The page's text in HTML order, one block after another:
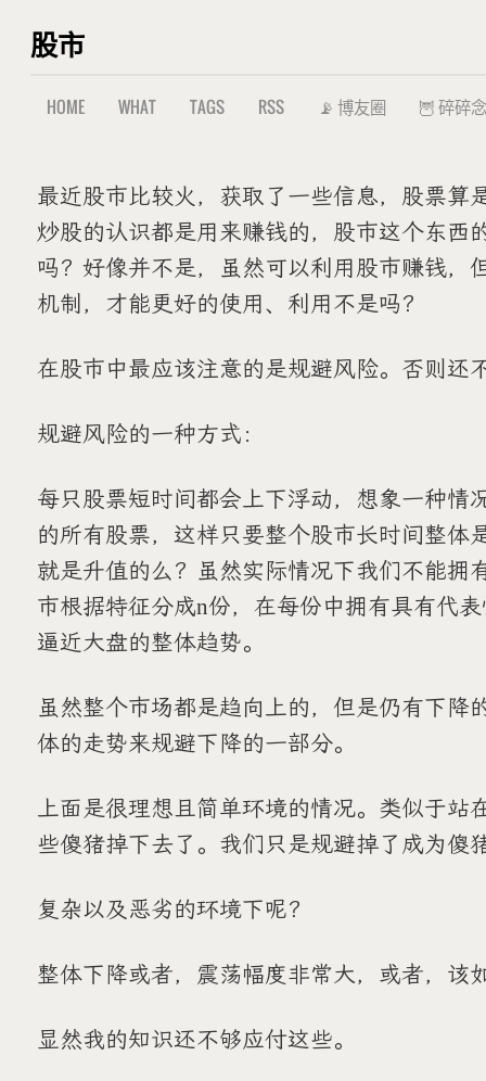
股市
HOME WHAT TAGS RSS 📡 博友圈 🦉 碎碎
最近股市比较火，获取了一些信息，股票算
炒股的认识都是用来赚钱的，股市这个东西
吗？好像并不是，虽然可以利用股市赚钱，
机制，才能更好的使用、利用不是吗？
在股市中最应该注意的是规避风险。否则还
规避风险的一种方式：
每只股票短时间都会上下浮动，想象一种情
的所有股票，这样只要整个股市长时间整体
就是升值的么？虽然实际情况下我们不能拥
市根据特征分成n份，在每份中拥有具有代
逼近大盘的整体趋势。
虽然整个市场都是趋向上的，但是仍有下降
体的走势来规避下降的一部分。
上面是很理想且简单环境的情况。类似于站
些傻猪掉下去了。我们只是规避掉了成为傻
复杂以及恶劣的环境下呢？
整体下降或者，震荡幅度非常大，或者，该
显然我的知识还不够应付这些。